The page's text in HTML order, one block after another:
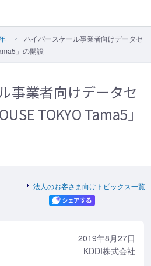
ハイパースケール事業者向けデータセ
」の開設
事業者向けデータセ
TOKYO Tama5」
法人のお客さま向けトピックス一覧
2019年8月27日
KDDI株式会社